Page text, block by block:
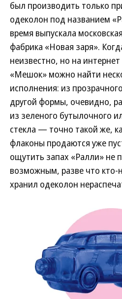
был производить только
одеколон под названием
время выпускала
фабрика «Новая заря».
неизвестно, но на
«Мешок» можно найти
исполнения: из
другой формы, очевидно,
из зеленого бутылочного
стекла — точно такой же,
флаконы продаются уже
ощутить запах «Ралли» не
возможным, разве что кто-
хранил одеколон